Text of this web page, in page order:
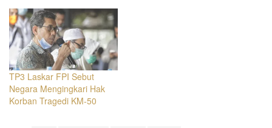
TP3 Laskar FPI Sebut
Negara Mengingkari Hak
Korban Tragedi KM-50